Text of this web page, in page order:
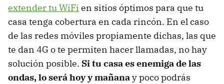
extender tu WiFi en sitios óptimos para que tu
casa tenga cobertura en cada rincón. En el caso
de las redes móviles propiamente dichas, las que
te dan 4G o te permiten hacer llamadas, no hay
solución posible. Si tu casa es enemiga de las
ondas, lo será hoy y mañana y poco podrás